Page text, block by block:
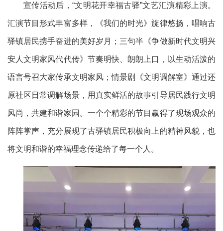
宣传活动后，“文明花开幸福古驿”文艺汇演精彩上演。
汇演节目形式丰富多样，《我们的时光》旋律悠扬，唱响古
驿镇居民携手奋进的美好岁月；三句半《争做新时代文明兴
安人文明家风代代传》节奏明快、朗朗上口，以生动活泼的
语言号召大家传承文明家风；情景剧《文明调解室》通过还
原社区日常调解场景，用真实鲜活的故事引导居民践行文明
风尚，共建和谐家园。一个个精彩的节目赢得了现场观众的
阵阵掌声，充分展现了古驿镇居民积极向上的精神风貌，也
将文明和谐的幸福理念传递给了每一个人。